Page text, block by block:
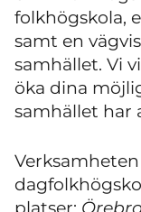
folkhögskola,
samt en
samhället. Vi
öka dina
samhället har
platser: